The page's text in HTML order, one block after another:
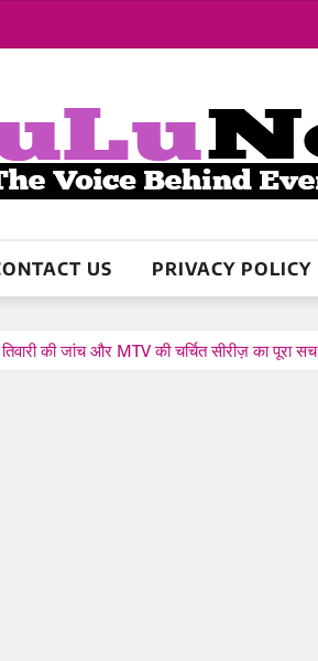
US PRIVACY POLICY
की जांच और MTV की चर्चित सीरीज़ का पूरा सच